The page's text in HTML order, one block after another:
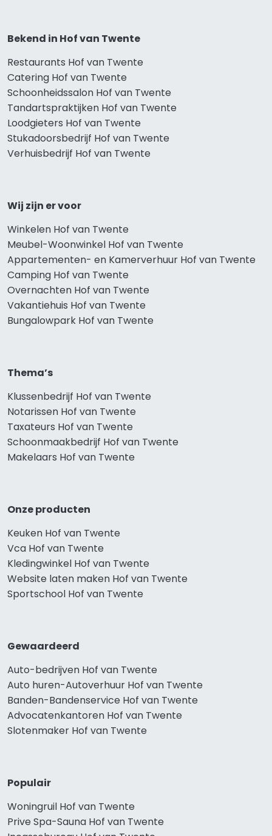
Bekend in Hof van Twente
Restaurants Hof van Twente
Catering Hof van Twente
Schoonheidssalon Hof van Twente
Tandartspraktijken Hof van Twente
Loodgieters Hof van Twente
Stukadoorsbedrijf Hof van Twente
Verhuisbedrijf Hof van Twente
Wij zijn er voor
Winkelen Hof van Twente
Meubel-Woonwinkel Hof van Twente
Appartementen- en Kamerverhuur Hof van Twente
Camping Hof van Twente
Overnachten Hof van Twente
Vakantiehuis Hof van Twente
Bungalowpark Hof van Twente
Thema’s
Klussenbedrijf Hof van Twente
Notarissen Hof van Twente
Taxateurs Hof van Twente
Schoonmaakbedrijf Hof van Twente
Makelaars Hof van Twente
Onze producten
Keuken Hof van Twente
Vca Hof van Twente
Kledingwinkel Hof van Twente
Website laten maken Hof van Twente
Sportschool Hof van Twente
Gewaardeerd
Auto-bedrijven Hof van Twente
Auto huren-Autoverhuur Hof van Twente
Banden-Bandenservice Hof van Twente
Advocatenkantoren Hof van Twente
Slotenmaker Hof van Twente
Populair
Woningruil Hof van Twente
Prive Spa-Sauna Hof van Twente